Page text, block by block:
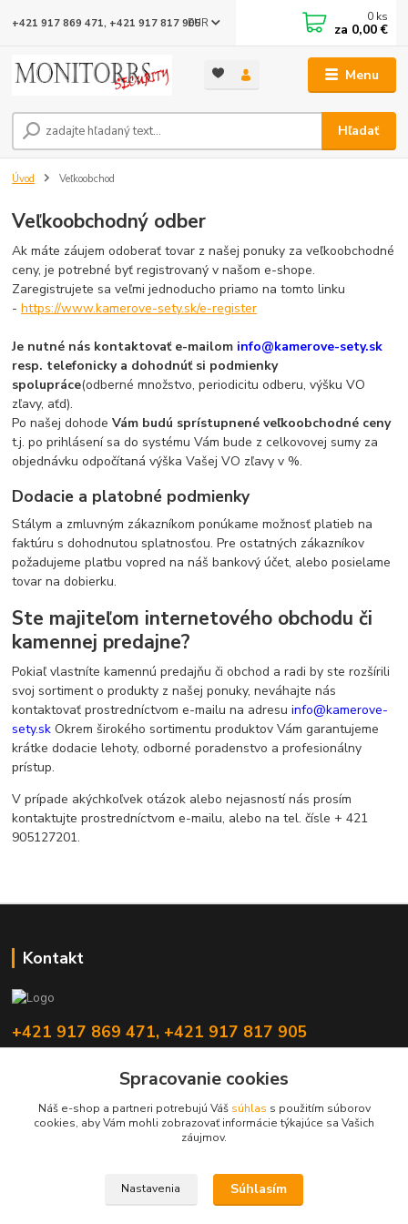
Menu
EUR
Hľadať
+421 917 869 471, +421 917 817 905 0 ks
za 0,00 €
Úvod Veľkoobchod
Veľkoobchodný odber
Ak máte záujem odoberať tovar z našej ponuky za veľkoobchodné
ceny, je potrebné byť registrovaný v našom e-shope.
Zaregistrujete sa veľmi jednoducho priamo na tomto linku
-https://www.kamerove-sety.sk/e-register
Je nutné nás kontaktovať e-mailom info@kamerove-sety.sk
resp. telefonicky a dohodnúť si podmienky
spolupráce(odberné množstvo, periodicitu odberu, výšku VO
zľavy, aťd).
Po našej dohodeVám budú sprístupnené veľkoobchodné ceny
t.j. po prihlásení sa do systému Vám bude z celkovovej sumy za
objednávku odpočítaná výška Vašej VO zľavy v %.
Dodacie a platobné podmienky
Stálym a zmluvným zákazníkom ponúkame možnosť platieb na
faktúru s dohodnutou splatnosťou. Pre ostatných zákazníkov
požadujeme platbu vopred na náš bankový účet, alebo posielame
tovar na dobierku.
Ste majiteľom internetového obchodu či
kamennej predajne?
Pokiaľ vlastníte kamennú predajňu či obchod a radi by ste rozšírili
svoj sortiment o produkty z našej ponuky, neváhajte nás
kontaktovať prostredníctvom e-mailu na adresu info@kamerove-
sety.sk Okrem širokého sortimentu produktov Vám garantujeme
krátke dodacie lehoty, odborné poradenstvo a profesionálny
prístup.
V prípade akýchkoľvek otázok alebo nejasností nás prosím
kontaktujte prostredníctvom e-mailu, alebo na tel. čísle + 421
905127201.
Kontakt
+421 917 869 471, +421 917 817 905
info@monitorrs.com
Eshop-rychlo.sk
Spracovanie cookies
Náš e-shop a partneri potrebujú Váš súhlas s použitím súborov
cookies, aby Vám mohli zobrazovať informácie týkajúce sa Vašich
záujmov.
Nastavenia Súhlasím